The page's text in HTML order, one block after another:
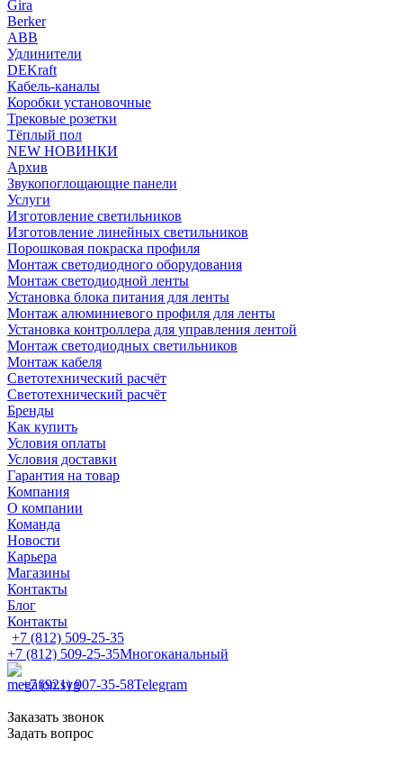
Gira
Berker
ABB
Удлинители
DEKraft
Кабель-каналы
Коробки установочные
Трековые розетки
Тёплый пол
NEW НОВИНКИ
Архив
Звукопоглощающие панели
Услуги
Изготовление светильников
Изготовление линейных светильников
Порошковая покраска профиля
Монтаж светодиодного оборудования
Монтаж светодиодной ленты
Установка блока питания для ленты
Монтаж алюминиевого профиля для ленты
Установка контроллера для управления лентой
Монтаж светодиодных светильников
Монтаж кабеля
Светотехнический расчёт
Светотехнический расчёт
Бренды
Как купить
Условия оплаты
Условия доставки
Гарантия на товар
Компания
О компании
Команда
Новости
Карьера
Магазины
Контакты
Блог
Контакты
+7 (812) 509-25-35
+7 (812) 509-25-35Многоканальный
+7 (921) 907-35-58Telegram
Заказать звонок
Задать вопрос